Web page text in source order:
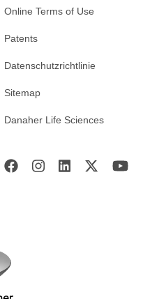
Online Terms of Use
Patents
Datenschutzrichtlinie
Sitemap
Danaher Life Sciences